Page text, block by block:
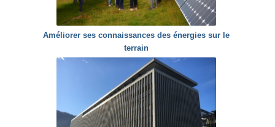
Améliorer ses connaissances des énergies sur le
terrain